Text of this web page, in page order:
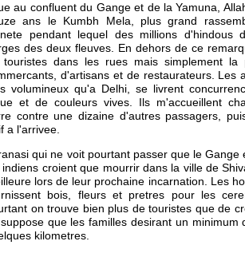
au confluent du Gange et de la Yamuna,
ans le Kumbh Mela, plus grand
pendant lequel des millions d'hindous
des deux fleuves. En dehors de ce
dans les rues mais simplement la
d'artisans et de restaurateurs. Les
volumineux qu'a Delhi, se livrent
et de couleurs vives. Ils m'accueillent
contre une dizaine d'autres passagers,
a l'arrivee.
qui ne voit pourtant passer que le Gange
indiens croient que mourrir dans la ville de
lors de leur prochaine incarnation. Les
bois, fleurs et pretres pour les
on trouve bien plus de touristes que de
que les familles desirant un minimum
kilometres.